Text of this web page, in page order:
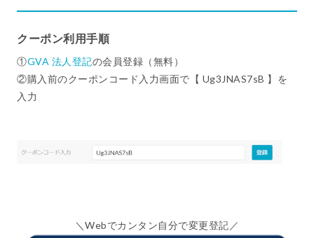
クーポン利用手順
①GVA 法人登記の会員登録（無料）
②購入前のクーポンコード入力画面で【 Ug3JNAS7sB 】を
入力
＼Webでカンタン自分で変更登記／